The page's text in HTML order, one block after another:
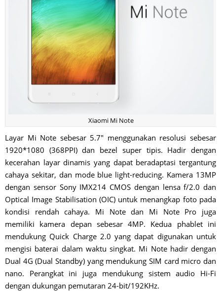
Xiaomi Mi Note
Layar Mi Note sebesar 5.7″ menggunakan resolusi sebesar
1920*1080 (368PPI) dan bezel super tipis. Hadir dengan
kecerahan layar dinamis yang dapat beradaptasi tergantung
cahaya sekitar, dan mode blue light-reducing. Kamera 13MP
dengan sensor Sony IMX214 CMOS dengan lensa f/2.0 dan
Optical Image Stabilisation (OIC) untuk menangkap foto pada
kondisi rendah cahaya. Mi Note dan Mi Note Pro juga
memiliki kamera depan sebesar 4MP. Kedua phablet ini
mendukung Quick Charge 2.0 yang dapat digunakan untuk
mengisi baterai dalam waktu singkat. Mi Note hadir dengan
Dual 4G (Dual Standby) yang mendukung SIM card micro dan
nano. Perangkat ini juga mendukung sistem audio Hi-Fi
dengan dukungan pemutaran 24-bit/192KHz.